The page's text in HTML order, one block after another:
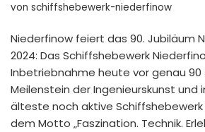
von schiffshebewerk-niederfinow
Niederfinow feiert das 90. Jubiläum
2024: Das Schiffshebewerk
Inbetriebnahme heute vor genau 90
Meilenstein der Ingenieurskunst und
älteste noch aktive
dem Motto „Faszination. Technik.